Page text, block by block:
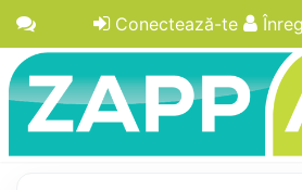
Conectează-te